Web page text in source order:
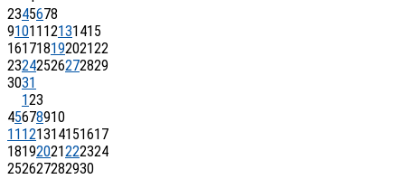
2345678
91011 12131415
16171819202122
23242526272829
3031
123
45678910
11 121314151617
18192021222324
252627282930